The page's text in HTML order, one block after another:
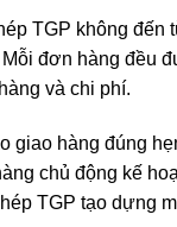
TGP không
Mỗi đơn hàng đều
và chi phí.
giao hàng đúng
chủ động kế
TGP tạo dựng